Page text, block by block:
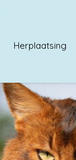
Herplaatsing